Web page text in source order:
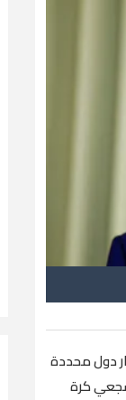
مالية، قد تصل إلى 15 ألف دولار، لزوار دول محددة
كرة